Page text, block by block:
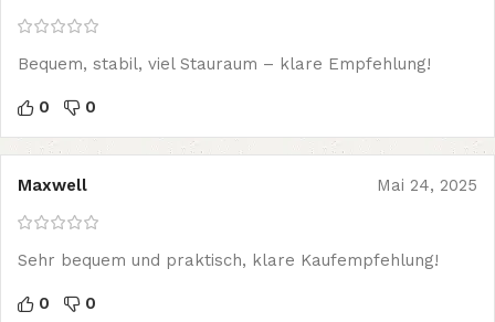
Bequem, stabil, viel Stauraum – klare Empfehlung!
0 0
Maxwell Mai 24, 2025
Sehr bequem und praktisch, klare Kaufempfehlung!
0 0